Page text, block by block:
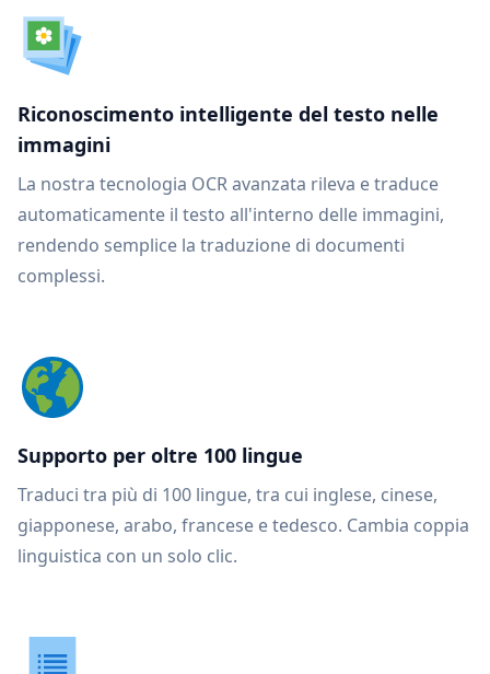
Riconoscimento intelligente del testo nelle
immagini
La nostra tecnologia OCR avanzata rileva e traduce
automaticamente il testo all'interno delle immagini,
rendendo semplice la traduzione di documenti
complessi.
Supporto per oltre 100 lingue
Traduci tra più di 100 lingue, tra cui inglese, cinese,
giapponese, arabo, francese e tedesco. Cambia coppia
linguistica con un solo clic.